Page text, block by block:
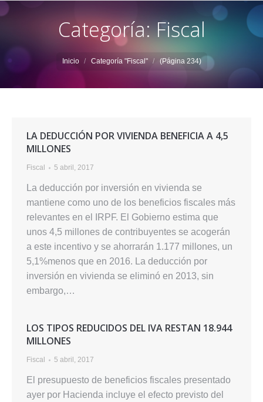
Categoría: Fiscal
Inicio Categoría "Fiscal" (Página 234)
LA DEDUCCIÓN POR VIVIENDA BENEFICIA A 4,5
MILLONES
Fiscal 5 abril, 2017
La deducción por inversión en vivienda se
mantiene como uno de los beneficios fiscales más
relevantes en el IRPF. El Gobierno estima que
unos 4,5 millones de contribuyentes se acogerán
a este incentivo y se ahorrarán 1.177 millones, un
5,1%menos que en 2016. La deducción por
inversión en vivienda se eliminó en 2013, sin
embargo,…
LOS TIPOS REDUCIDOS DEL IVA RESTAN 18.944
MILLONES
Fiscal 5 abril, 2017
El presupuesto de beneficios fiscales presentado
ayer por Hacienda incluye el efecto previsto del